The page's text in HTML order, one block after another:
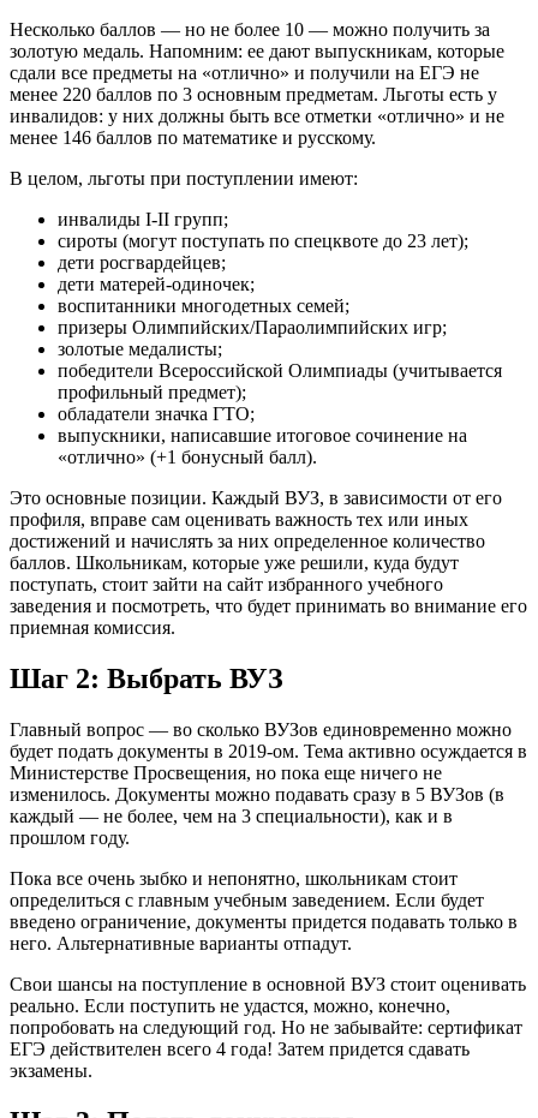
Несколько баллов — но не более 10 — можно получить за
золотую медаль. Напомним: ее дают выпускникам, которые
сдали все предметы на «отлично» и получили на ЕГЭ не
менее 220 баллов по 3 основным предметам. Льготы есть у
инвалидов: у них должны быть все отметки «отлично» и не
менее 146 баллов по математике и русскому.
В целом, льготы при поступлении имеют:
инвалиды I-II групп;
сироты (могут поступать по спецквоте до 23 лет);
дети росгвардейцев;
дети матерей-одиночек;
воспитанники многодетных семей;
призеры Олимпийских/Параолимпийских игр;
золотые медалисты;
победители Всероссийской Олимпиады (учитывается
профильный предмет);
обладатели значка ГТО;
выпускники, написавшие итоговое сочинение на
«отлично» (+1 бонусный балл).
Это основные позиции. Каждый ВУЗ, в зависимости от его
профиля, вправе сам оценивать важность тех или иных
достижений и начислять за них определенное количество
баллов. Школьникам, которые уже решили, куда будут
поступать, стоит зайти на сайт избранного учебного
заведения и посмотреть, что будет принимать во внимание его
приемная комиссия.
Шаг 2: Выбрать ВУЗ
Главный вопрос — во сколько ВУЗов единовременно можно
будет подать документы в 2019-ом. Тема активно осуждается в
Министерстве Просвещения, но пока еще ничего не
изменилось. Документы можно подавать сразу в 5 ВУЗов (в
каждый — не более, чем на 3 специальности), как и в
прошлом году.
Пока все очень зыбко и непонятно, школьникам стоит
определиться с главным учебным заведением. Если будет
введено ограничение, документы придется подавать только в
него. Альтернативные варианты отпадут.
Свои шансы на поступление в основной ВУЗ стоит оценивать
реально. Если поступить не удастся, можно, конечно,
попробовать на следующий год. Но не забывайте: сертификат
ЕГЭ действителен всего 4 года! Затем придется сдавать
экзамены.